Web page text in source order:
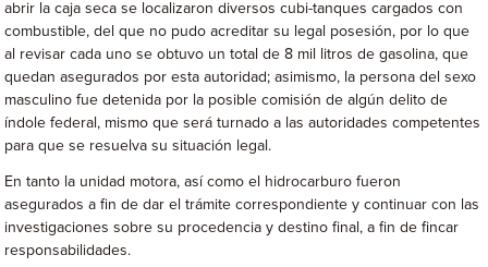
abrir la caja seca se localizaron diversos cubi-tanques cargados con
combustible, del que no pudo acreditar su legal posesión, por lo que
al revisar cada uno se obtuvo un total de 8 mil litros de gasolina, que
quedan asegurados por esta autoridad; asimismo, la persona del sexo
masculino fue detenida por la posible comisión de algún delito de
índole federal, mismo que será turnado a las autoridades competentes
para que se resuelva su situación legal.
En tanto la unidad motora, así como el hidrocarburo fueron
asegurados a fin de dar el trámite correspondiente y continuar con las
investigaciones sobre su procedencia y destino final, a fin de fincar
responsabilidades.